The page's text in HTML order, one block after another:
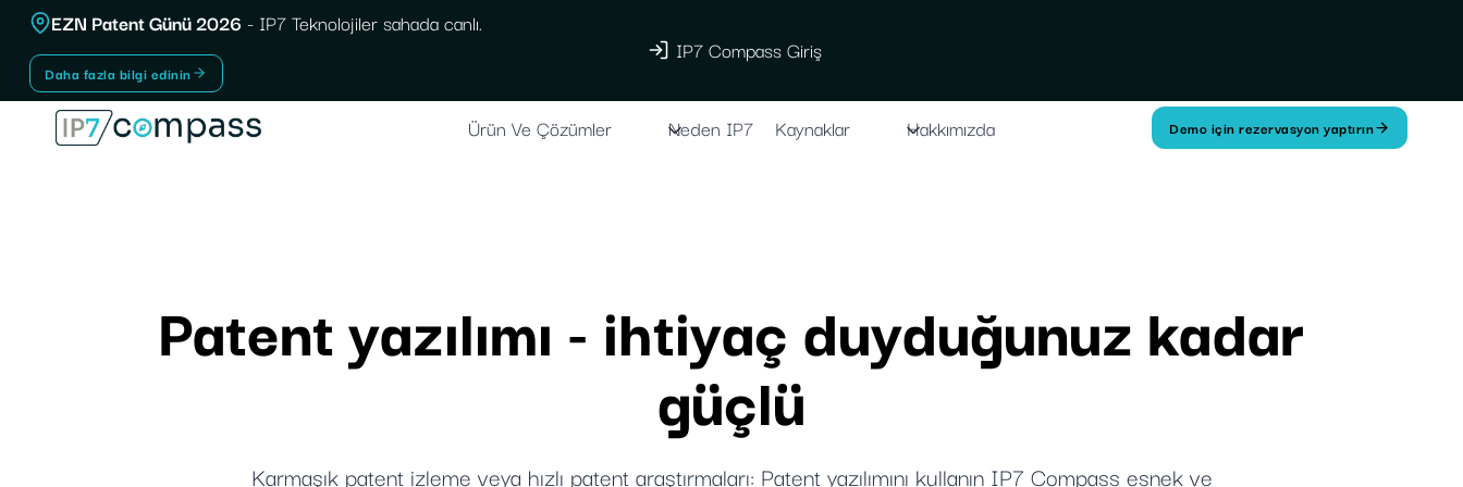
İçeriğe
geç
EZN Patent Günü 2026 - IP7 Teknolojiler sahada canlı.
Daha fazla bilgi edinin
IP7 Compass Giriş
Ürün Ve Çözümler Neden IP7 Kaynaklar Hakkımızda Demo için rezervasyon yaptırın
Patent yazılımı - ihtiyaç duyduğunuz kadar
güçlü
Karmaşık patent izleme veya hızlı patent araştırmaları: Patent yazılımını kullanın IP7 Compass esnek ve